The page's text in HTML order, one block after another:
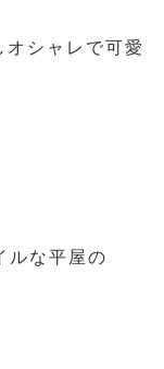
シャレで可愛
ルな平屋の